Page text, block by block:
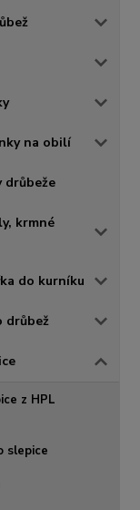
na obilí
drůbeže
krmné
do kurníku
drůbež
z HPL
slepice